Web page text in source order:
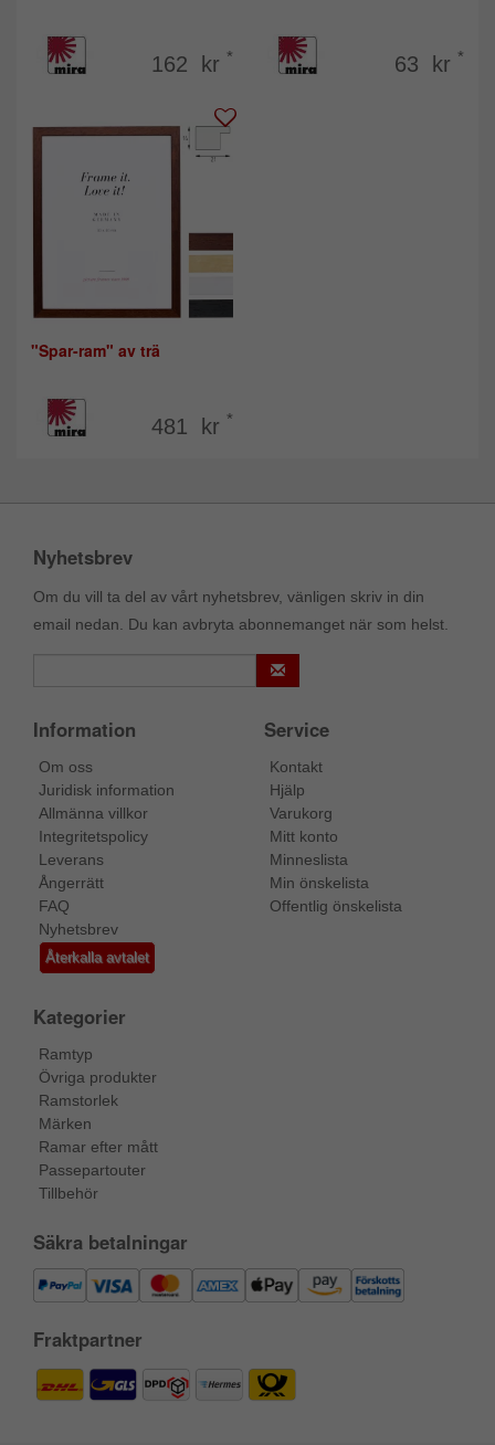
162 kr * 63 kr *
"Spar-ram" av trä
481 kr *
Nyhetsbrev
Om du vill ta del av vårt nyhetsbrev, vänligen skriv in din
email nedan. Du kan avbryta abonnemanget när som helst.
Information
Om oss
Juridisk information
Allmänna villkor
Integritetspolicy
Leverans
Ångerrätt
FAQ
Nyhetsbrev
Återkalla avtalet
Service
Kontakt
Hjälp
Varukorg
Mitt konto
Minneslista
Min önskelista
Offentlig önskelista
Kategorier
Ramtyp
Övriga produkter
Ramstorlek
Märken
Ramar efter mått
Passepartouter
Tillbehör
Säkra betalningar
Fraktpartner